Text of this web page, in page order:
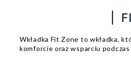
|
Wkładka Fit Zone to wkładka,
komforcie oraz wsparciu